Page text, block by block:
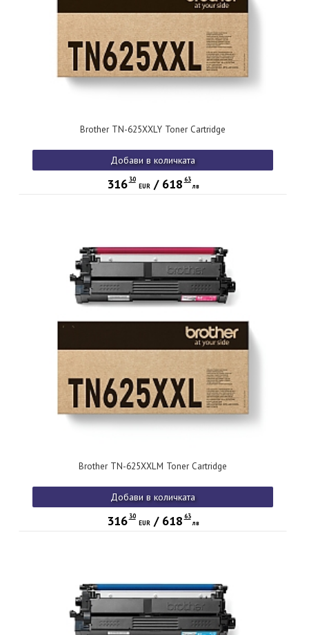
Brother TN-625XXLY Toner Cartridge
Добави в количката
316 30
EUR/ 618 63
лв
Brother TN-625XXLM Toner Cartridge
Добави в количката
316 30
EUR/ 618 63
лв